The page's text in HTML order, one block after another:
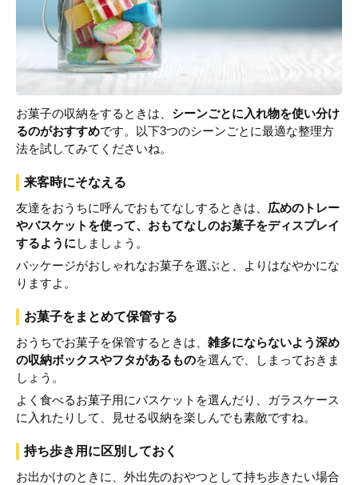
お菓子の収納をするときは、 シーンごとに入れ物を使い分け
るのがおすすめです。以下3つのシーンごとに最適な整理方
法を試してみてくださいね。
来客時にそなえる
友達をおうちに呼んでおもてなしするときは、 広めのトレー
やバスケットを使って、おもてなしのお菓子をディスプレイ
するように しましょう。
パッケージがおしゃれなお菓子を選ぶと、よりはなやかにな
りますよ。
お菓子をまとめて保管する
おうちでお菓子を保管するときは、 雑多にならないよう深め
の収納ボックスやフタがあるものを選んで、しまっておきま
しょう。
よく食べるお菓子用にバスケットを選んだり、ガラスケース
に入れたりして、見せる収納を楽しんでも素敵ですね。
持ち歩き用に区別しておく
お出かけのときに、外出先のおやつとして持ち歩きたい場合